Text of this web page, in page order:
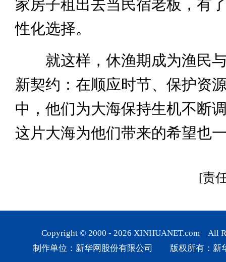
家房子租出去当民宿老板，有
性化选择。
就这样，休渔期成为渔民与
新契约：在顺应时节、保护资
中，他们为大海保持生机不断
这片大海为他们带来的希望也
[责
Copyright © 2000 - 2026 XINHUANET.com All
制作单位：新华网股份有限公司 版权所有：新